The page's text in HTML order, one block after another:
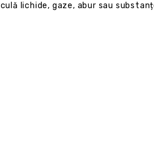
lichide, gaze, abur sau